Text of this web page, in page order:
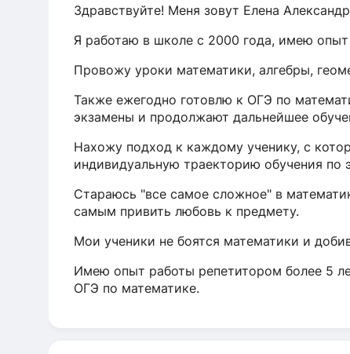
Здравствуйте! Меня зовут Елена
Я работаю в школе с 2000 года, имею
Провожу уроки математики, алгебры,
Также ежегодно готовлю к ОГЭ по
экзамены и продолжают дальнейшее
Нахожу подход к каждому ученику, с
индивидуальную траекторию обучения по
Стараюсь "все самое сложное" в
самым привить любовь к предмету.
Мои ученики не боятся математики и
Имею опыт работы репетитором более 5
ОГЭ по математике.